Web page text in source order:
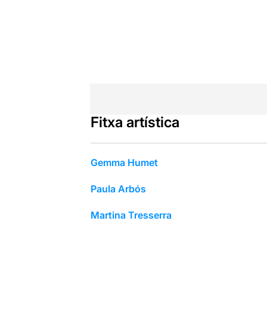
Fitxa artística
Gemma Humet
Paula Arbós
Martina Tresserra